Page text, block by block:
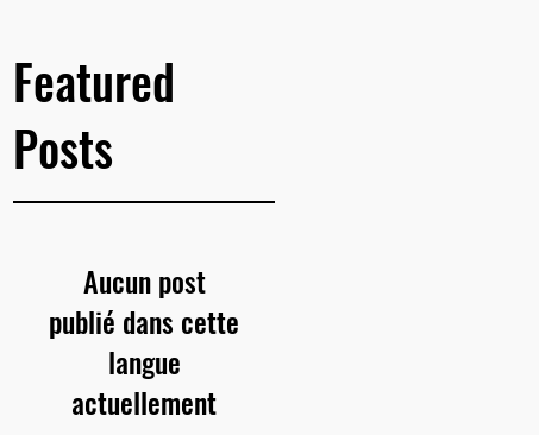
Featured
Posts
Aucun post
publié dans cette
langue
actuellement